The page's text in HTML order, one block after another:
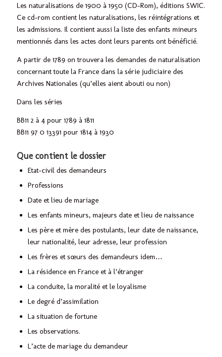
Les naturalisations de 1900 à 1950 (CD-Rom), éditions SWIC.
Ce cd-rom contient les naturalisations, les réintégrations et
les admissions. Il contient aussi la liste des enfants mineurs
mentionnés dans les actes dont leurs parents ont bénéficié.
A partir de 1789 on trouvera les demandes de naturalisation
concernant toute la France dans la série judiciaire des
Archives Nationales (qu’elles aient abouti ou non)
Dans les séries
BB11 2 à 4 pour 1789 à 1811
BB11 97 0 13391 pour 1814 à 1930
Que contient le dossier
Etat-civil des demandeurs
Professions
Date et lieu de mariage
Les enfants mineurs, majeurs date et lieu de naissance
Les père et mère des postulants, leur date de naissance,
leur nationalité, leur adresse, leur profession
Les frères et sœurs des demandeurs idem…
La résidence en France et à l’étranger
La conduite, la moralité et le loyalisme
Le degré d’assimilation
La situation de fortune
Les observations.
L’acte de mariage du demandeur